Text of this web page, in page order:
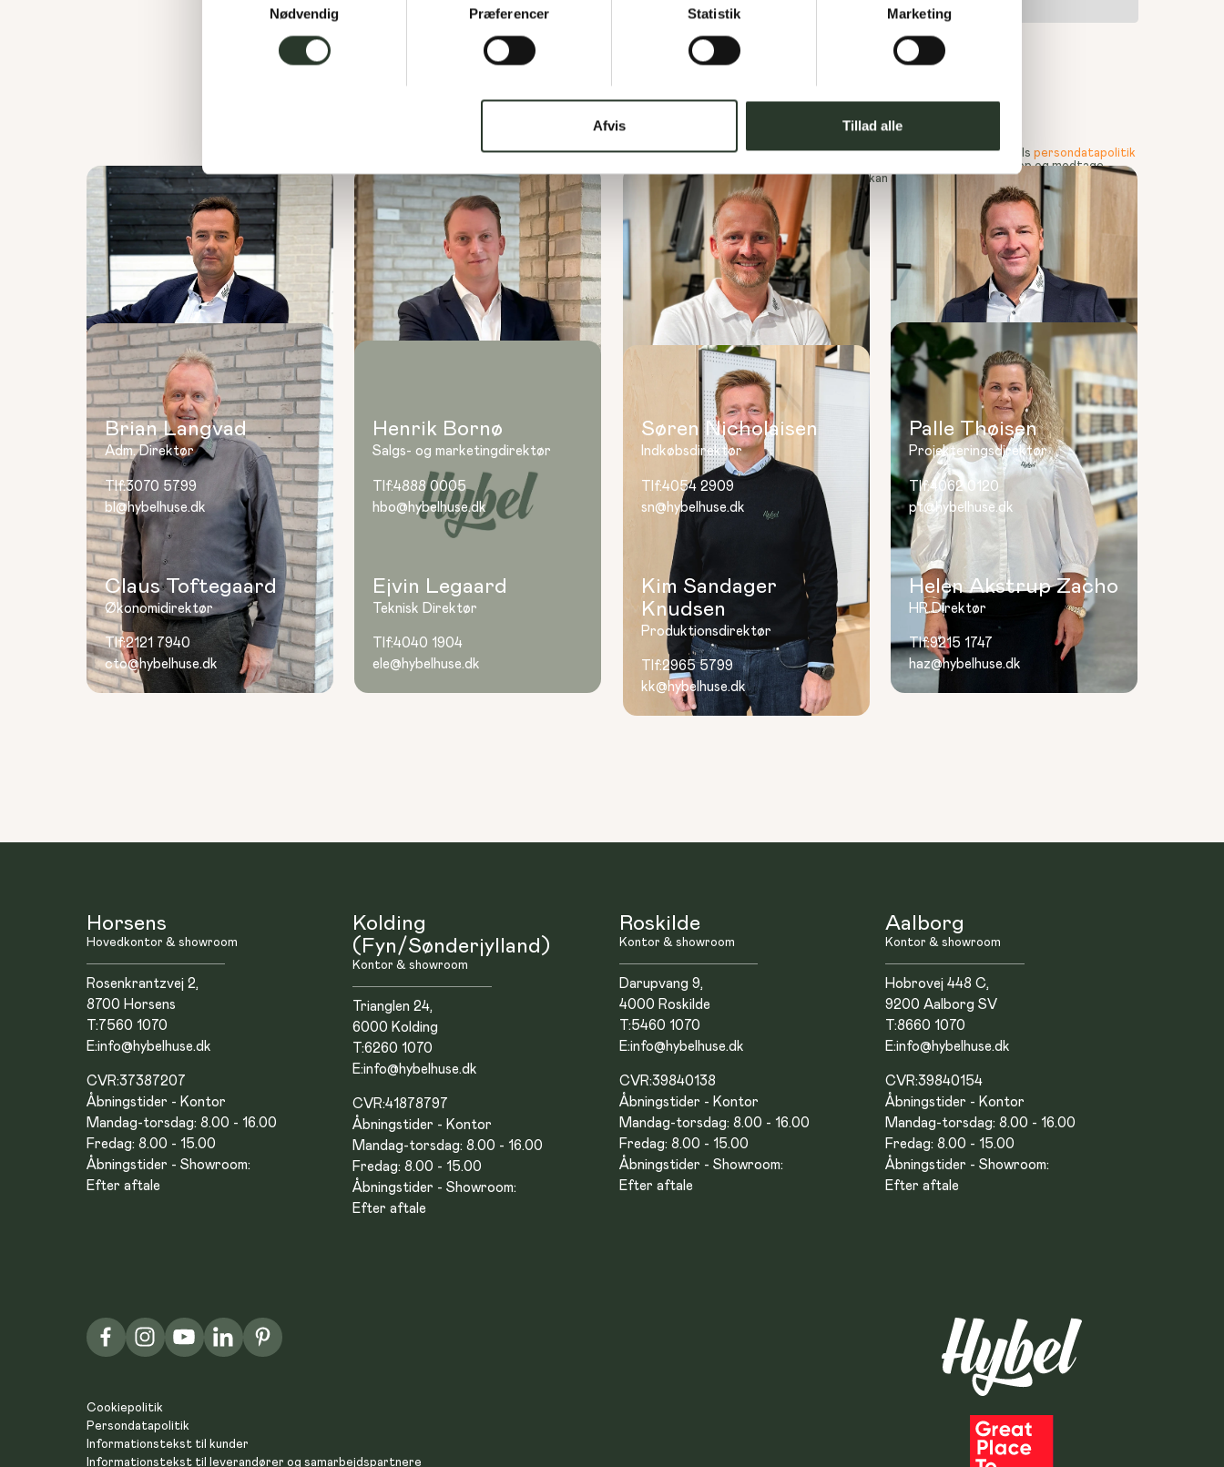
Nødvendig
Præferencer Statistik Marketing
Afvis Tillad alle
Please verify your request.
Ved udfyldelse af denne formular accepterer jeg samtidig Hybels persondatapolitik
Jeg giver samtidig tilladelse til at blive ringet op og modtage
markedsføring på e-mail. Samtykket kan til enhver tid tilbagekaldes.
Bliv ringet op
Hybels ledelse
Brian Langvad
Adm. Direktør
Tlf:3070 5799
bl@hybelhuse.dk
Henrik Bornø
Salgs- og marketingdirektør
Tlf:4888 0005
hbo@hybelhuse.dk
Søren Nicholaisen
Indkøbsdirektør
Tlf:4054 2909
sn@hybelhuse.dk
Palle Thøisen
Projekteringsdirektør
Tlf:4062 0120
pt@hybelhuse.dk
Claus Toftegaard
Økonomidirektør
Tlf:2121 7940
cto@hybelhuse.dk
Ejvin Legaard
Teknisk Direktør
Tlf:4040 1904
ele@hybelhuse.dk
Kim Sandager
Knudsen
Produktionsdirektør
Tlf:2965 5799
kk@hybelhuse.dk
Helen Akstrup Zacho
HR Direktør
Tlf:9215 1747
haz@hybelhuse.dk
Horsens
Hovedkontor & showroom
Rosenkrantzvej 2,
8700 Horsens
T:7560 1070
E:info@hybelhuse.dk
CVR:37387207
Åbningstider - Kontor
Mandag-torsdag: 8.00 - 16.00
Fredag: 8.00 - 15.00
Åbningstider - Showroom:
Efter aftale
Kolding
(Fyn/Sønderjylland)
Kontor & showroom
Trianglen 24,
6000 Kolding
T:6260 1070
E:info@hybelhuse.dk
CVR:41878797
Åbningstider - Kontor
Mandag-torsdag: 8.00 - 16.00
Fredag: 8.00 - 15.00
Åbningstider - Showroom:
Efter aftale
Roskilde
Kontor & showroom
Darupvang 9,
4000 Roskilde
T:5460 1070
E:info@hybelhuse.dk
CVR:39840138
Åbningstider - Kontor
Mandag-torsdag: 8.00 - 16.00
Fredag: 8.00 - 15.00
Åbningstider - Showroom:
Efter aftale
Aalborg
Kontor & showroom
Hobrovej 448 C,
9200 Aalborg SV
T:8660 1070
E:info@hybelhuse.dk
CVR:39840154
Åbningstider - Kontor
Mandag-torsdag: 8.00 - 16.00
Fredag: 8.00 - 15.00
Åbningstider - Showroom:
Efter aftale
Cookiepolitik
Persondatapolitik
Informationstekst til kunder
Informationstekst til leverandører og samarbejdspartnere